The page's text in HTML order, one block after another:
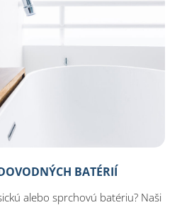
BATÉRIÍ
alebo sprchovú batériu? Naši